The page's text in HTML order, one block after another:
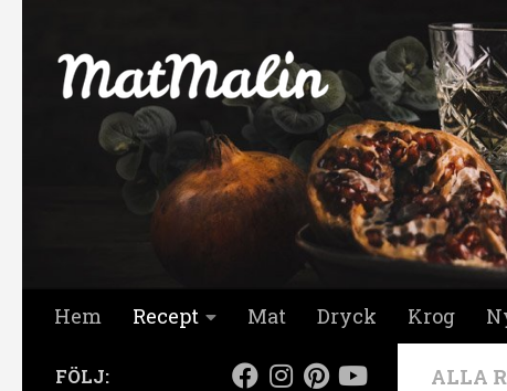
Hem Recept Mat Dryck Krog
ALLA
FÖLJ: